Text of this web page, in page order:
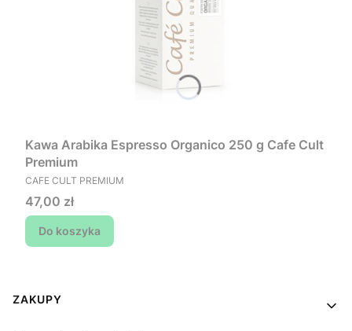
Kawa Arabika Espresso Organico 250 g Cafe Cult
Premium
PRODUCENT
CAFE CULT PREMIUM
Cena
47,00 zł
Do koszyka
Linki w stopce
ZAKUPY